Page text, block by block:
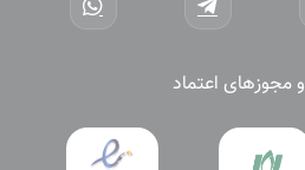
مجوزهای اعتماد